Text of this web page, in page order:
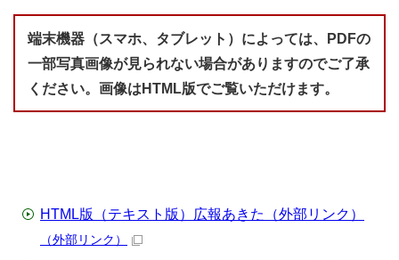
端末機器（スマホ、タブレット）によっては、PDFの
一部写真画像が見られない場合がありますのでご了承
ください。画像はHTML版でご覧いただけます。
HTML版（テキスト版）広報あきた（外部リンク）
（外部リンク）